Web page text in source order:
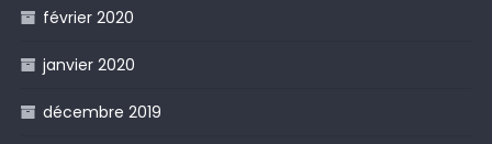
février 2020
janvier 2020
décembre 2019